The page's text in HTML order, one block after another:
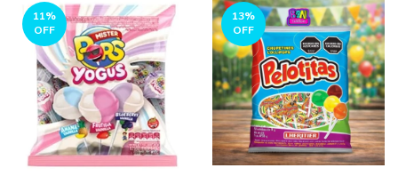
11%
OFF
13%
OFF